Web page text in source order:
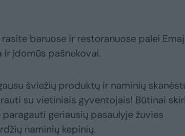
baruose ir restoranuose palei
įdomūs pašnekovai.
šviežių produktų ir naminių
su vietiniais gyventojais! Būtinai
geriausių pasaulyje žuvies
naminių kepinių.